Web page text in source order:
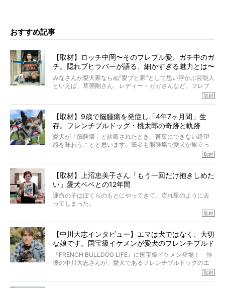
おすすめ記事
【取材】ロッチ中岡〜そのフレブル愛、ガチ中のガ
チ。隠れブヒラバーが語る、細かすぎる魅力とは〜
【前編】
みなさんが愛犬家ならぬ“愛ブヒ家”として思い浮かぶ芸能人
といえば、草彅剛さん、レディー・ガガさんなど、フレブ
ルを飼っている方が多いと思います。が、ロッチ中岡さん
んのインスタグラムを覗くと、たくさんのフレブルアカウ
ントがフォローされていて、わが『FRENCH BULLDOG
LIFE』モデルのnicoやトーラスも、その中の一頭。
そんな中岡さんに、フレブルの魅力を語っていただきまし
た。そのブヒ愛っぷりは、思ってた以上！ ガチ中のガチ
取材
【取材】9歳で脳腫瘍を発症し「4年7ヶ月間」生
存。フレンチブルドッグ・桃太郎の奇跡と軌跡
愛犬が「脳腫瘍」と診断されたとき、言葉にできない絶望
感を味わうことと思います。筆者も脳腫瘍で愛犬が旅立っ
たひとり。だからこそ、どれほど厄介で困難な病気かを理
ところが、フレンチブルドッグの桃太郎は9歳で脳腫瘍を発
症し、なんと4年7ヶ月間も生き抜いたのです。旅立ったと
きの年齢は13歳と11ヶ月、レジェンド級のレジェンドでし
た。さらには、治療後3年間は一度も発作が起きなかったと
いいます。
この事実はフレンチブルドッグだけでなく、脳腫瘍と闘う
太郎のオーナーである佐藤さんご夫婦に、治療の選択やケ
アについて詳しくお話しをうかがいました。
取材
【取材】上沼恵美子さん「もう一回だけ抱きしめた
い」愛犬ベベとの12年間
運命の子はぼくらのもとにやってきて、流れ星のように去
ってしまった。
り添いたいと思う。
その悲しみをいますぐ解消することはできないが、話をき
いて、泣いたり笑ったりするのもいいだろう。
こんな子だった、こんなにいい子だった、ほんとうに愛し
ていたと。
ぼくらは上沼恵美子さんのご自宅へ伺って、お話をきこう
と思った。
取材
【中川大志インタビュー】エマは犬ではなく、大切
な娘です。国宝級イケメンが愛犬のフレンチブルド
ッグと一緒に登場
『FRENCH BULLDOG LIFE』に国宝級イケメン登場！ 俳
優の中川大志さんが、愛犬であるフレンチブルドッグのエ
マちゃん（2歳の女の子）にメロメロとの情報を聞きつけ、
取材